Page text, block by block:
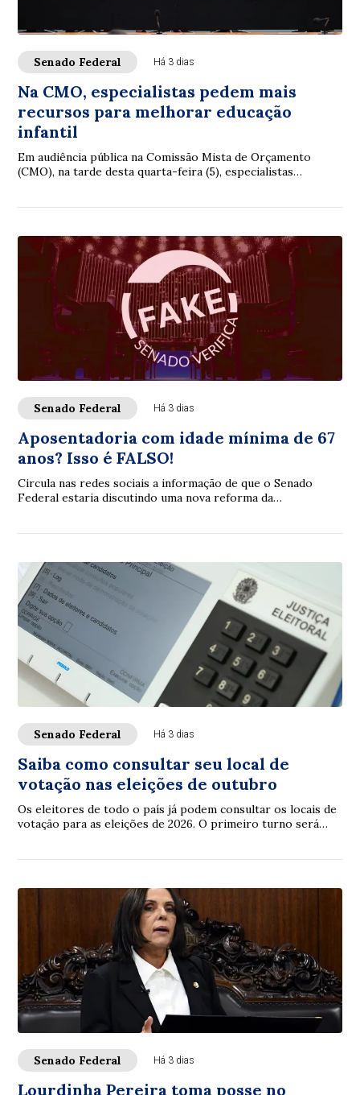
Senado Federal Há 3 dias
Na CMO, especialistas pedem mais
recursos para melhorar educação
infantil
Em audiência pública na Comissão Mista de Orçamento
(CMO), na tarde desta quarta-feira (5), especialistas
Senado Federal Há 3 dias
Aposentadoria com idade mínima de 67
anos? Isso é FALSO!
Circula nas redes sociais a informação de que o Senado
Federal estaria discutindo uma nova reforma da
Senado Federal Há 3 dias
Saiba como consultar seu local de
votação nas eleições de outubro
Os eleitores de todo o país já podem consultar os locais de
votação para as eleições de 2026. O primeiro turno será
Senado Federal Há 3 dias
Lourdinha Pereira toma posse no